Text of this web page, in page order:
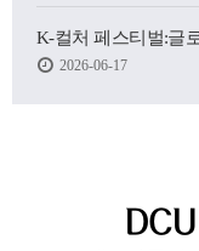
생각보다 낯설고 서
K-컬처 페스티벌:글
2026-06-17
DCU